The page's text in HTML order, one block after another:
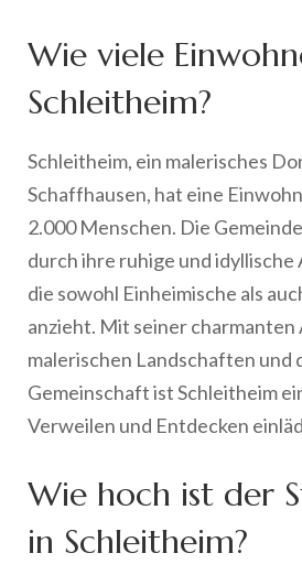
Wie viele
Schleitheim?
Schleitheim, ein malerisches
Schaffhausen, hat eine
2.000 Menschen. Die
durch ihre ruhige und idyllische
die sowohl Einheimische als
anzieht. Mit seiner
malerischen Landschaften und
Gemeinschaft ist Schleitheim
Verweilen und Entdecken
Wie hoch ist der
in Schleitheim?